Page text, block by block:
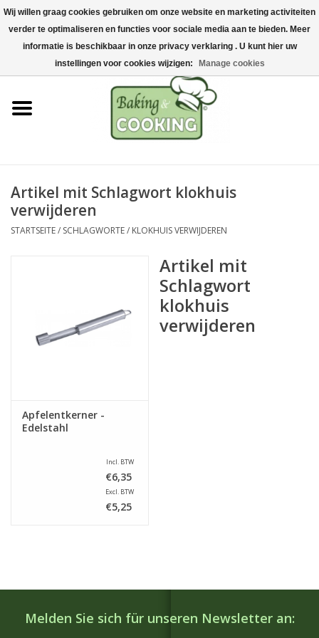
Startseite
Koch-&Backutensilien
Maschinen & Teile
Edelstahl
Hygiene & Lagerung
Artikel mit Schlagwort klokhuis
verwijderen
STARTSEITE/ SCHLAGWORTE/ KLOKHUIS VERWIJDEREN
Apfelentkerner -
Edelstahl
Incl. BTW
€6,35
Excl. BTW
€5,25
Artikel mit
Schlagwort
klokhuis
verwijderen
Melden Sie sich für unseren Newsletter an:
Wij willen graag cookies gebruiken om onze website en marketing activiteiten
verder te optimaliseren en functies voor sociale media aan te bieden. Meer
informatie is beschikbaar in onze privacy verklaring . U kunt hier uw
instellingen voor cookies wijzigen:
Manage cookies